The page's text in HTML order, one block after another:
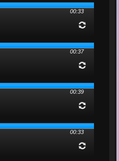
00:33
00:37
00:39
00:33